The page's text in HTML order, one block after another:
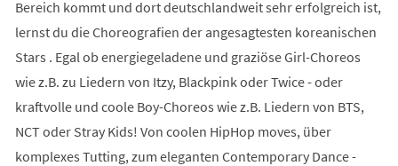
Bereich kommt und dort deutschlandweit sehr erfolgreich ist,
lernst du die Choreografien der angesagtesten koreanischen
Stars . Egal ob energiegeladene und graziöse Girl-Choreos
wie z.B. zu Liedern von Itzy, Blackpink oder Twice - oder
kraftvolle und coole Boy-Choreos wie z.B. Liedern von BTS,
NCT oder Stray Kids! Von coolen HipHop moves, über
komplexes Tutting, zum eleganten Contemporary Dance -